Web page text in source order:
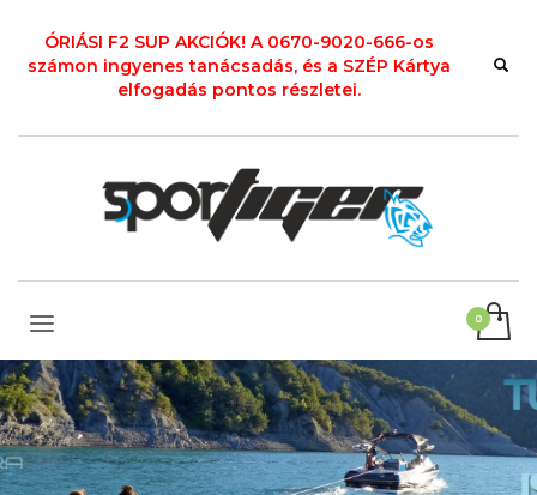
ÓRIÁSI F2 SUP AKCIÓK! A 0670-9020-666-os
számon ingyenes tanácsadás, és a SZÉP Kártya
elfogadás pontos részletei.